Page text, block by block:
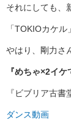
それにしても、
「TOKIOカケ
やはり、剛力さ
『めちゃ×2イケ
『ビブリア古
ダンス動画